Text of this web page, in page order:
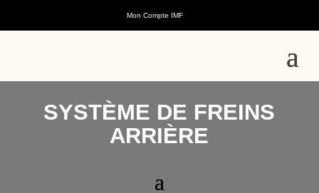
Mon Compte IMF
SYSTÈME DE FREINS
ARRIÈRE